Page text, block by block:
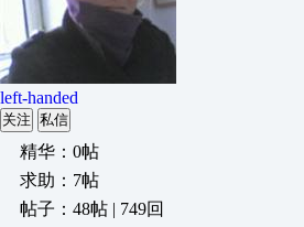
left-handed
关注 私信
精华：0帖
求助：7帖
帖子：48帖 | 749回